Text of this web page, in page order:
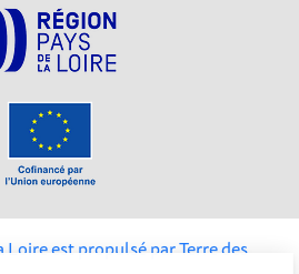
Loire est propulsé parTerre des